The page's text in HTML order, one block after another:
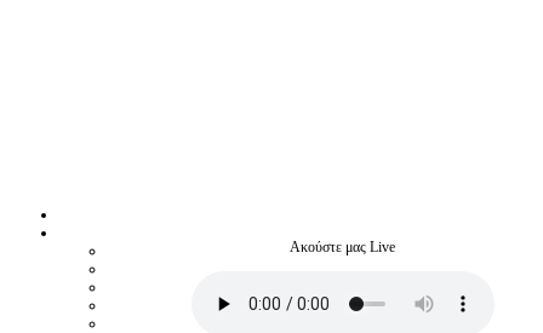
Ακούστε μας Live